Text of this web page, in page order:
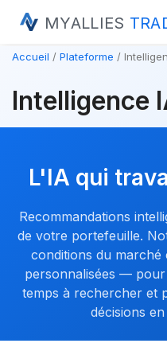
MYALLIES
Accueil Plateforme
Intelligence
L'IA qui
Recommandations
de votre portefeuille.
conditions du
personnalisées — pour
temps à rechercher et
décisions